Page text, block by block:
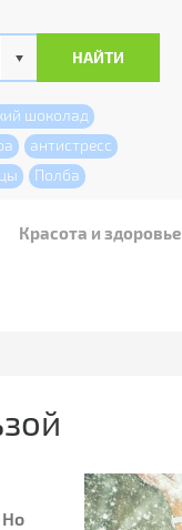
шоколад
антистресс
Полба
Красота и здоровье
Но